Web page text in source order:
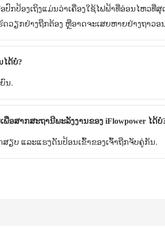
ປົກປ້ອງເຖິງແມ່ນວ່າເຄື່ອງໃຊ້ໄຟຟ້າທີ່ອ່ອນໄຫວ
ວຽກຢ່າງຖືກຕ້ອງ ຫຼືອາດຈະເສຍຫາຍຢ່າງຖາວອ
ດ້ບໍ?
ນ.
ສາກສະຖານີພະລັງງານຂອງ iFlowpower ໄດ້ບໍ
ຽບ ແລະແຮງດັນປ້ອນເຂົ້າຂອງເຈົ້າຖືກຈັບຄູ່ກັນ.